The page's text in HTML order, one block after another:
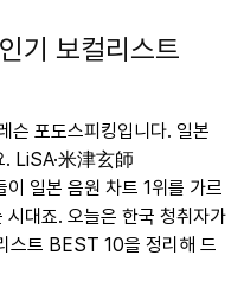
기 보컬리스트
슨 포도스피킹입니다. 일본
. LiSA·米津玄師
일본 음원 차트 1위를 가르
대죠. 오늘은 한국 청취자가
스트 BEST 10을 정리해 드